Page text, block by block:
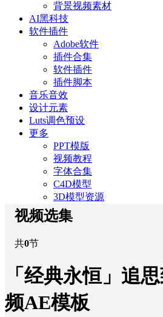
背景视频素材
AI黑科技
软件插件
Adobe软件
插件合集
软件插件
插件脚本
音乐音效
设计元素
Luts调色预设
更多
PPT模版
视频教程
字体合集
C4D模型
3D模型资源
视频选集
共0节
「经典永恒」追
频AE模板